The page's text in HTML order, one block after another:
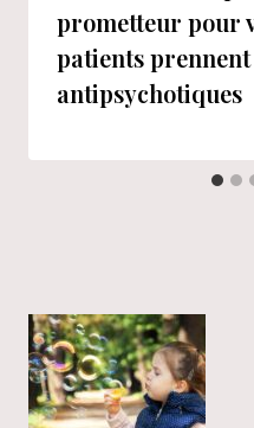
prometteur pour
patients prennent
antipsychotiques